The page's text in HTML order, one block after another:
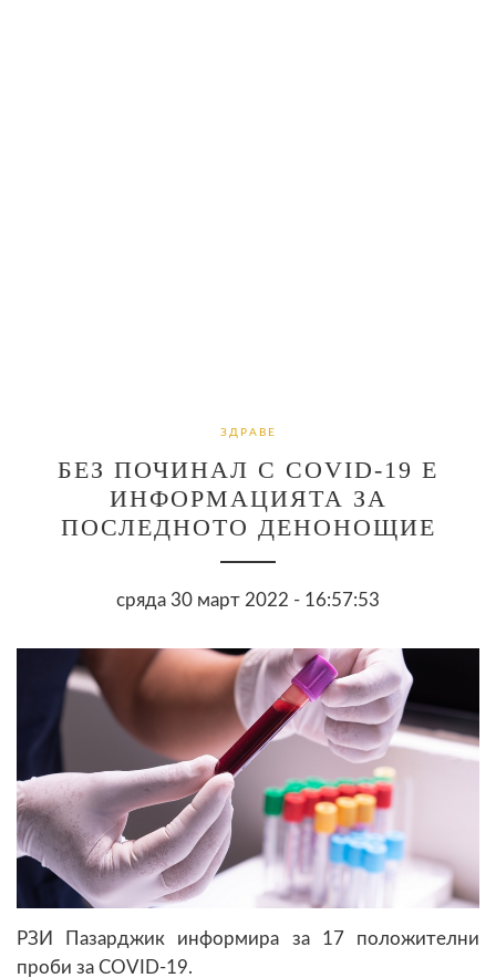
ЗДРАВЕ
БЕЗ ПОЧИНАЛ С COVID-19 Е
ИНФОРМАЦИЯТА ЗА
ПОСЛЕДНОТО ДЕНОНОЩИЕ
сряда 30 март 2022 - 16:57:53
РЗИ Пазарджик информира за 17 положителни
проби за COVID-19.